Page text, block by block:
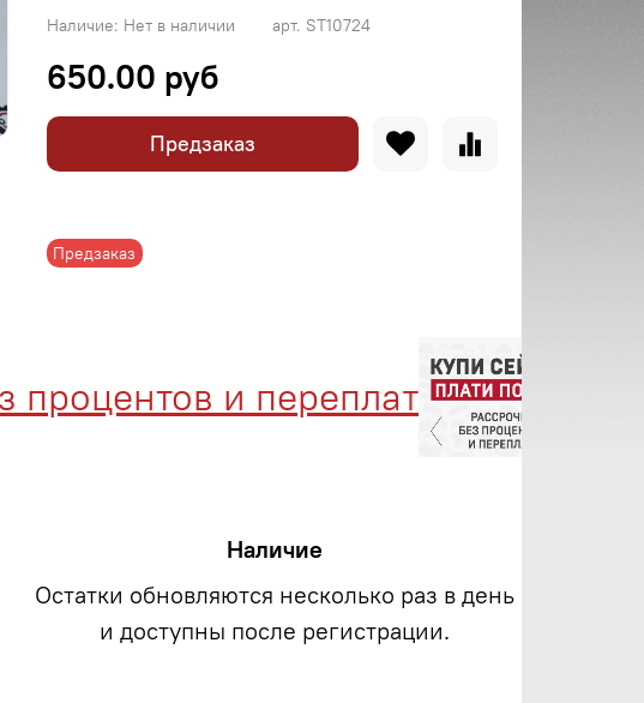
арт. ST10724
Наличие: Нет в наличии
Предзаказ
650.00 руб
Предзаказ
и переплат
Наличие
Остатки обновляются несколько раз в день
и доступны после регистрации.